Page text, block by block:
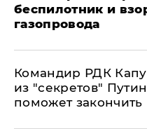
беспилотник и
газопровода
Командир РДК
из "секретов"
поможет закончить